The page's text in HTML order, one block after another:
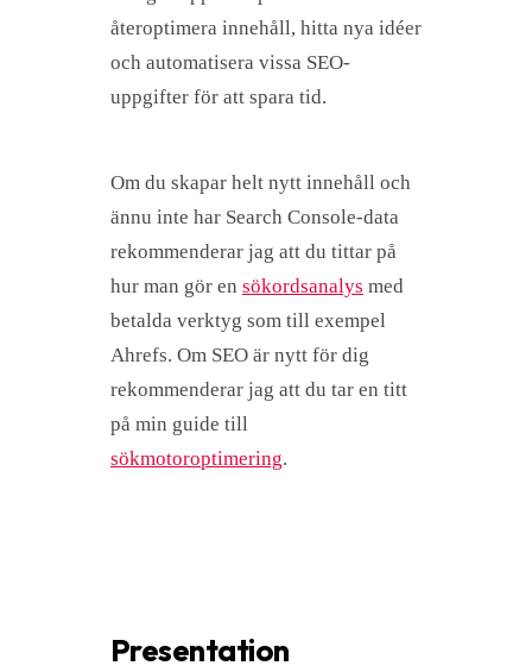
återoptimera innehåll, hitta nya idéer
och automatisera vissa SEO-
uppgifter för att spara tid.
Om du skapar helt nytt innehåll och
ännu inte har Search Console-data
rekommenderar jag att du tittar på
hur man gör en sökordsanalys med
betalda verktyg som till exempel
Ahrefs. Om SEO är nytt för dig
rekommenderar jag att du tar en titt
på min guide till
sökmotoroptimering.
Presentation